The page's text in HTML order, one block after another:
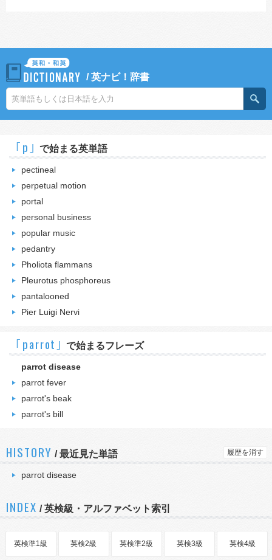
/英ナビ！辞書
｢p｣ で始まる英単語
pectineal
perpetual motion
portal
personal business
popular music
pedantry
Pholiota flammans
Pleurotus phosphoreus
pantalooned
Pier Luigi Nervi
｢parrot｣ で始まるフレーズ
parrot disease
parrot fever
parrot's beak
parrot's bill
HISTORY /最近見た単語 履歴を消す
parrot disease
INDEX / 英検級・アルファベット索引
英検準1級 英検2級 英検準2級 英検3級 英検4級